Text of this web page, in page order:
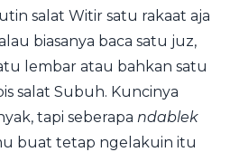
salat Witir satu rakaat aja
biasanya baca satu juz,
lembar atau bahkan satu
salat Subuh. Kuncinya
tapi seberapa ndablek
buat tetap ngelakuin itu